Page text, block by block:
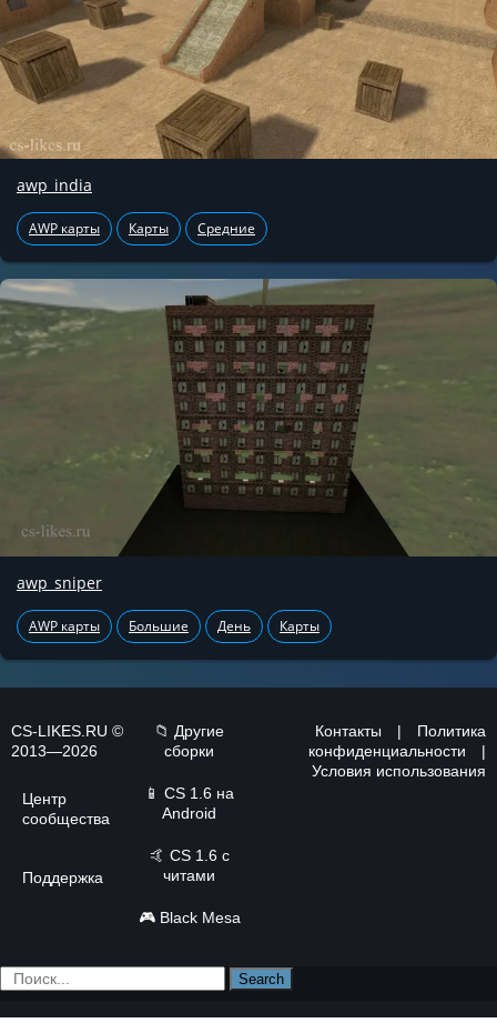
awp_india
AWP карты Карты Средние
awp_sniper
AWP карты Большие День Карты
CS-LIKES.RU ©
2013—2026
Центр
сообщества
Поддержка
📁 Другие
сборки
📱 CS 1.6 на
Android
🤙 CS 1.6 с
читами
🎮 Black Mesa
Контакты |
Политика
конфиденциальности
|
Условия использования
Search